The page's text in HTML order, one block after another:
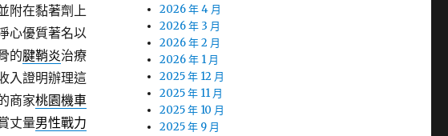
附在黏著劑上
心優質著名以
的腱鞘炎治療
入證明辦理這
商家桃園機車
丈量男性戰力
2026 年 4 月
2026 年 3 月
2026 年 2 月
2026 年 1 月
2025 年 12 月
2025 年 11 月
2025 年 10 月
2025 年 9 月